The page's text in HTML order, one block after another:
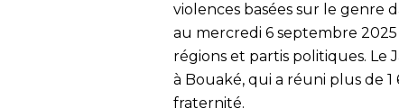
violences basées sur le genre
au mercredi 6 septembre
régions et partis politiques. Le
à Bouaké, qui a réuni plus de
fraternité.